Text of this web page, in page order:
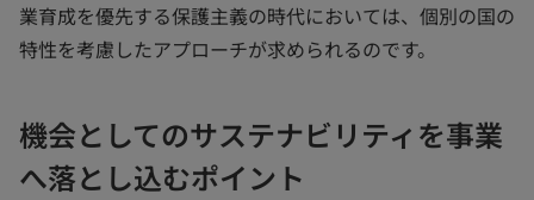
業育成を優先する保護主義の時代においては、個別の国の
特性を考慮したアプローチが求められるのです。
機会としてのサステナビリティを事業
へ落とし込むポイント